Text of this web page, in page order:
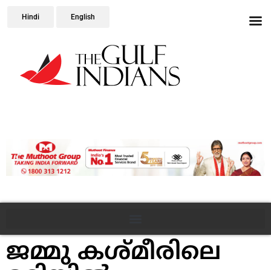
Hindi English
ജമ്മു കശ്മീരിലെ